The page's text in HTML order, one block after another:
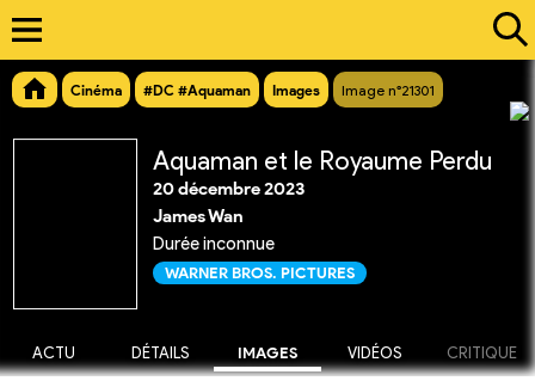
Cinéma #DC #Aquaman Images Image n°21301
Aquaman et le Royaume Perdu
20 décembre 2023
James Wan
Durée inconnue
WARNER BROS. PICTURES
ACTU DÉTAILS IMAGES VIDÉOS CRITIQUE